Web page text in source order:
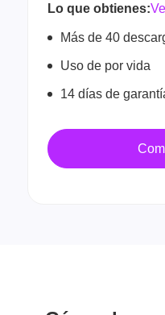
Lo que obtienes:
Más de 40
Uso de por vida
14 días de